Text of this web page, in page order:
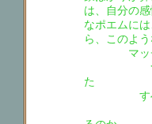
は、自分の
なポエムに
ら、このよう
マッチ
つかの
た
すべて
身を捨